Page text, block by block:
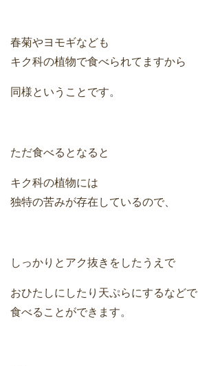
春菊やヨモギなども
キク科の植物で食べられてますから
同様ということです。
ただ食べるとなると
キク科の植物には
独特の苦みが存在しているので、
しっかりとアク抜きをしたうえで
おひたしにしたり天ぷらにするなどで
食べることができます。